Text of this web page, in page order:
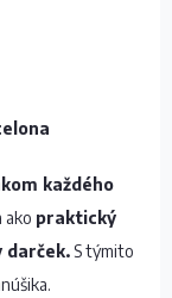
každého
ako praktický
darček. S týmito